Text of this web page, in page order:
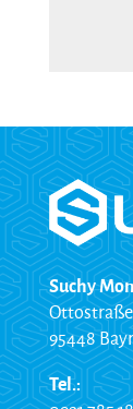
Suchy
Ottostraße
95448
Tel.: